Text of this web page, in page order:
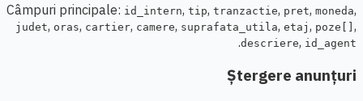
Câmpuri principale: id_intern, tip, tranzactie, pret, moneda,
judet, oras, cartier, camere, suprafata_utila, etaj , poze[] ,
descriere, id_agent
.
Ștergere anunțuri